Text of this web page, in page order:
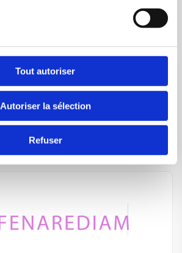
Tout autoriser
Autoriser la sélection
Refuser